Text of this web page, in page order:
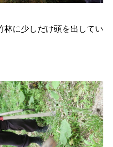
林に少しだけ頭を出してい